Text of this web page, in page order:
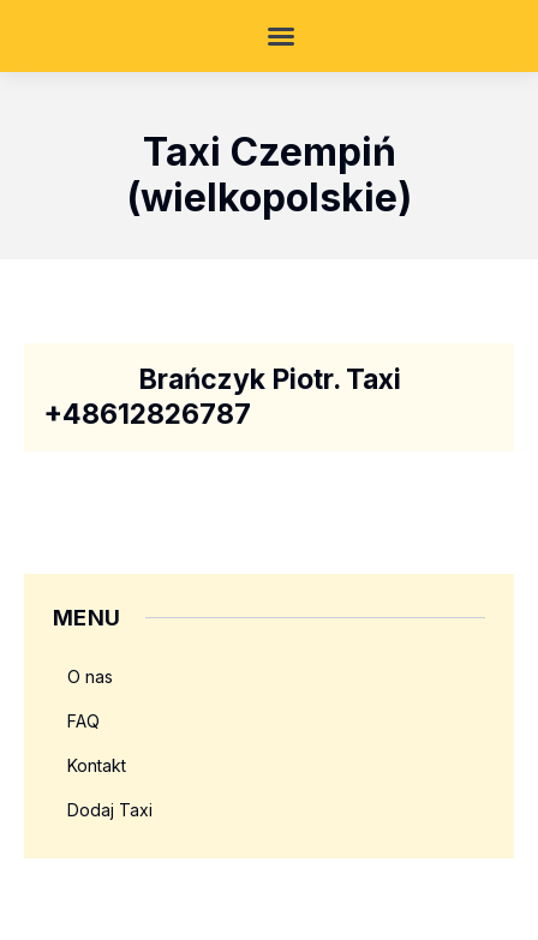
Taxi Czempiń
(wielkopolskie)
Brańczyk Piotr. Taxi
+48612826787
MENU
O nas
FAQ
Kontakt
Dodaj Taxi